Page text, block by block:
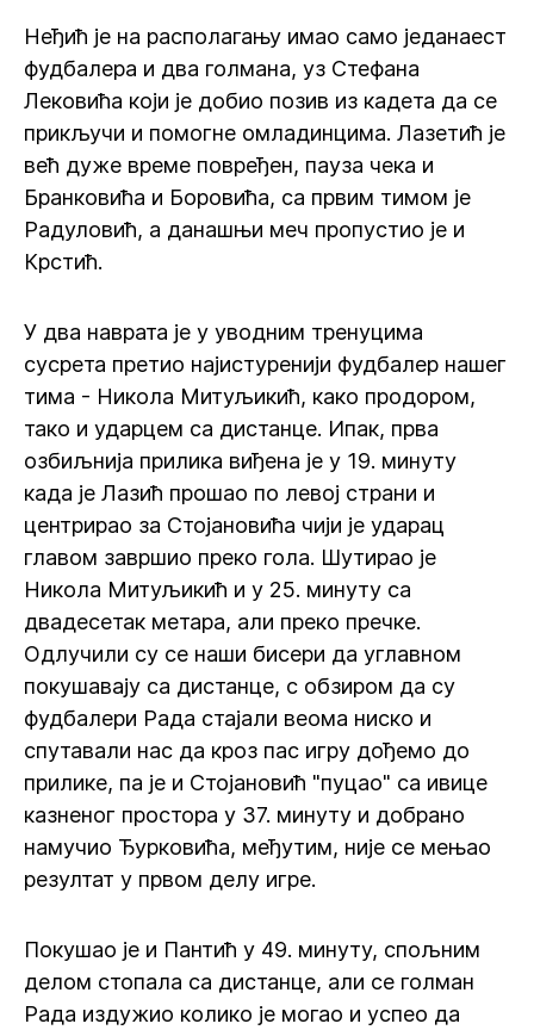
Неђић је на располагању имао само једанаест
фудбалера и два голмана, уз Стефана
Лековића који је добио позив из кадета да се
прикључи и помогне омладинцима. Лазетић је
већ дуже време повређен, пауза чека и
Бранковића и Боровића, са првим тимом је
Радуловић, а данашњи меч пропустио је и
Крстић.
У два наврата је у уводним тренуцима
сусрета претио најистуренији фудбалер нашег
тима - Никола Митуљикић, како продором,
тако и ударцем са дистанце. Ипак, прва
озбиљнија прилика виђена је у 19. минуту
када је Лазић прошао по левој страни и
центрирао за Стојановића чији је ударац
главом завршио преко гола. Шутирао је
Никола Митуљикић и у 25. минуту са
двадесетак метара, али преко пречке.
Одлучили су се наши бисери да углавном
покушавају са дистанце, с обзиром да су
фудбалери Рада стајали веома ниско и
спутавали нас да кроз пас игру дођемо до
прилике, па је и Стојановић "пуцао" са ивице
казненог простора у 37. минуту и добрано
намучио Ђурковића, међутим, није се мењао
резултат у првом делу игре.
Покушао је и Пантић у 49. минуту, спољним
делом стопала са дистанце, али се голман
Рада издужио колико је могао и успео да